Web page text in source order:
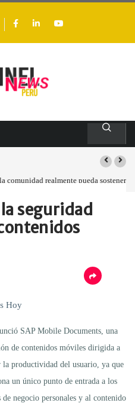
comunidad realmente pueda sostener
incrementa la…
seguridad
Hoy
SAP Mobile Documents, una
de contenidos móviles dirigida a
la productividad del usuario, ya que
un único punto de entrada a los
de negocio personales y al contenido